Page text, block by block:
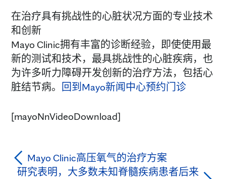
在治疗具有挑战性的心脏状况方面的专业技术
和创新
Mayo Clinic拥有丰富的诊断经验，即使使用最
新的测试和技术，最具挑战性的心脏疾病，也
为许多听力障碍开发创新的治疗方法，包括心
脏结节病。
回到Mayo新闻中心预约门诊
[mayoNnVideoDownload]
Mayo Clinic高压氧气的治疗方案
研究表明，大多数未知脊髓疾病患者后来